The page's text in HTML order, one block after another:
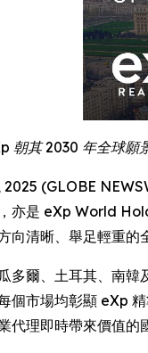
朝其 2030 年全球願
2025 (GLOBE
亦是 eXp World
向清晰、舉足輕重的
多爾、土耳其、南
個市場均彰顯 eXp
代理即時帶來價值的